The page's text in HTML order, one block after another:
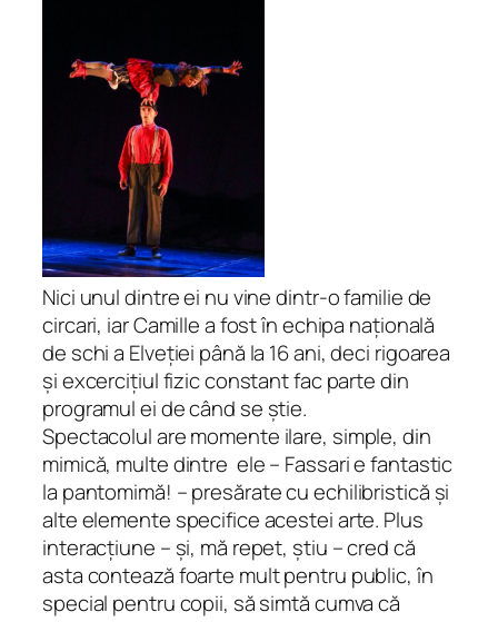
Nici unul dintre ei nu vine dintr-o familie de
circari, iar Camille a fost în echipa națională
de schi a Elveției până la 16 ani, deci rigoarea
și excercițiul fizic constant fac parte din
programul ei de când se știe.
Spectacolul are momente ilare, simple, din
mimică, multe dintre ele – Fassari e fantastic
la pantomimă! – presărate cu echilibristică și
alte elemente specifice acestei arte. Plus
interacțiune – și, mă repet, știu – cred că
asta contează foarte mult pentru public, în
special pentru copii, să simtă cumva că